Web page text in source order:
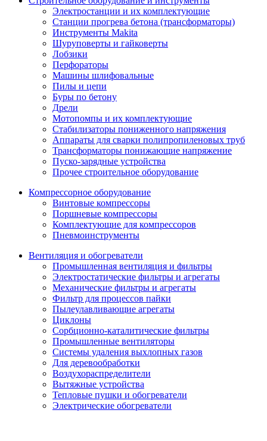
Электростанции и их комплектующие
Станции прогрева бетона (трансформаторы)
Инструменты Makita
Шуруповерты и гайковерты
Лобзики
Перфораторы
Машины шлифовальные
Пилы и цепи
Буры по бетону
Дрели
Мотопомпы и их комплектующие
Стабилизаторы пониженного напряжения
Аппараты для сварки полипропиленовых труб
Трансформаторы понижающие напряжение
Пуско-зарядные устройства
Прочее строительное оборудование
Компрессорное оборудование
Винтовые компрессоры
Поршневые компрессоры
Комплектующие для компрессоров
Пневмоинструменты
Вентиляция и обогреватели
Промышленная вентиляция и фильтры
Электростатические фильтры и агрегаты
Механические фильтры и агрегаты
Фильтр для процессов пайки
Пылеулавливающие агрегаты
Циклоны
Сорбционно-каталитические фильтры
Промышленные вентиляторы
Системы удаления выхлопных газов
Для деревообработки
Воздухораспределители
Вытяжные устройства
Тепловые пушки и обогреватели
Электрические обогреватели